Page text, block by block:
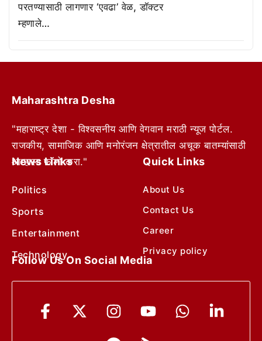
परतण्यासाठी लागणार ‘एवढा’ वेळ, डॉक्टर
म्हणाले…
Maharashtra Desha
"महाराष्ट्र देशा - विश्वसनीय आणि वेगवान मराठी न्यूज पोर्टल.
राजकीय, सामाजिक आणि मनोरंजन क्षेत्रातील अचूक बातम्यांसाठी
आम्हाला फॉलो करा."
News Links
Politics
Sports
Entertainment
Technology
Quick Links
About Us
Contact Us
Career
Privacy policy
Follow Us On Social Media